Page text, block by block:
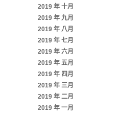
2019 年 十月
2019 年 九月
2019 年 八月
2019 年 七月
2019 年 六月
2019 年 五月
2019 年 四月
2019 年 三月
2019 年 二月
2019 年 一月